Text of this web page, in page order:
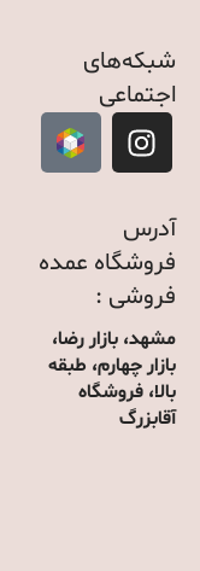
شبکه‌های
اجتماعی
آدرس
فروشگاه عمده
فروشی :
مشهد، بازار رضا،
بازار چهارم، طبقه
بالا، فروشگاه
آقابزرگ